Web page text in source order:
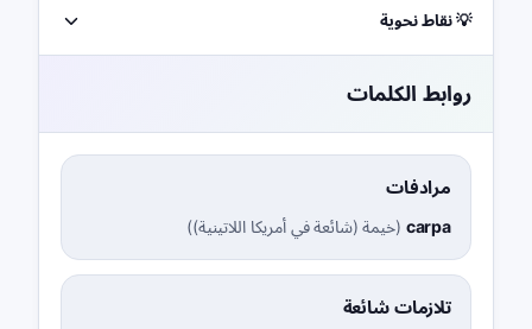
💡 نقاط نحوية
روابط الكلمات
مرادفات
carpa
(خيمة (شائعة في أمريكا اللاتينية))
تلازمات شائعة